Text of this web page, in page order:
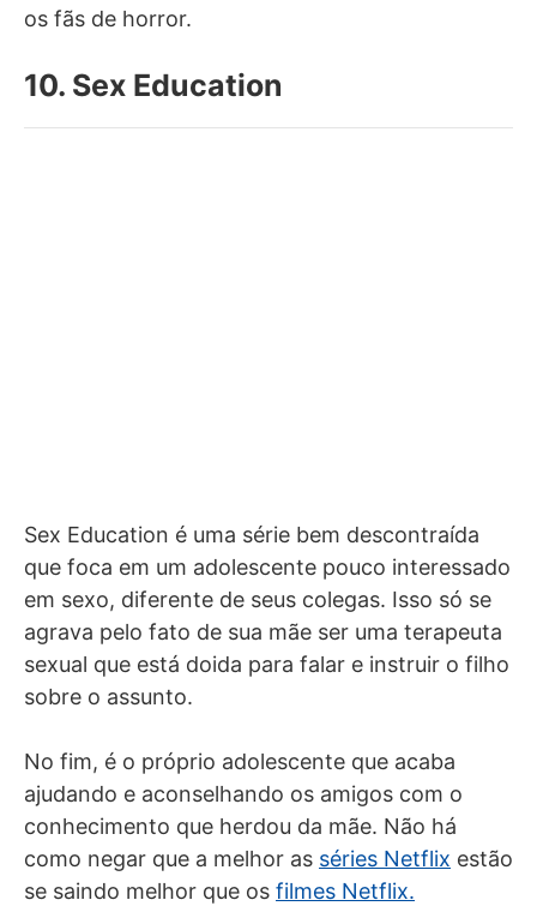
os fãs de horror.
10. Sex Education
Sex Education é uma série bem descontraída
que foca em um adolescente pouco interessado
em sexo, diferente de seus colegas. Isso só se
agrava pelo fato de sua mãe ser uma terapeuta
sexual que está doida para falar e instruir o filho
sobre o assunto.
No fim, é o próprio adolescente que acaba
ajudando e aconselhando os amigos com o
conhecimento que herdou da mãe. Não há
como negar que a melhor as séries Netflix estão
se saindo melhor que os filmes Netflix.